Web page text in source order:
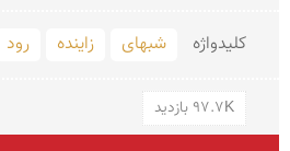
کلید‌واژه شبهای زاینده رود
97.7K بازدید